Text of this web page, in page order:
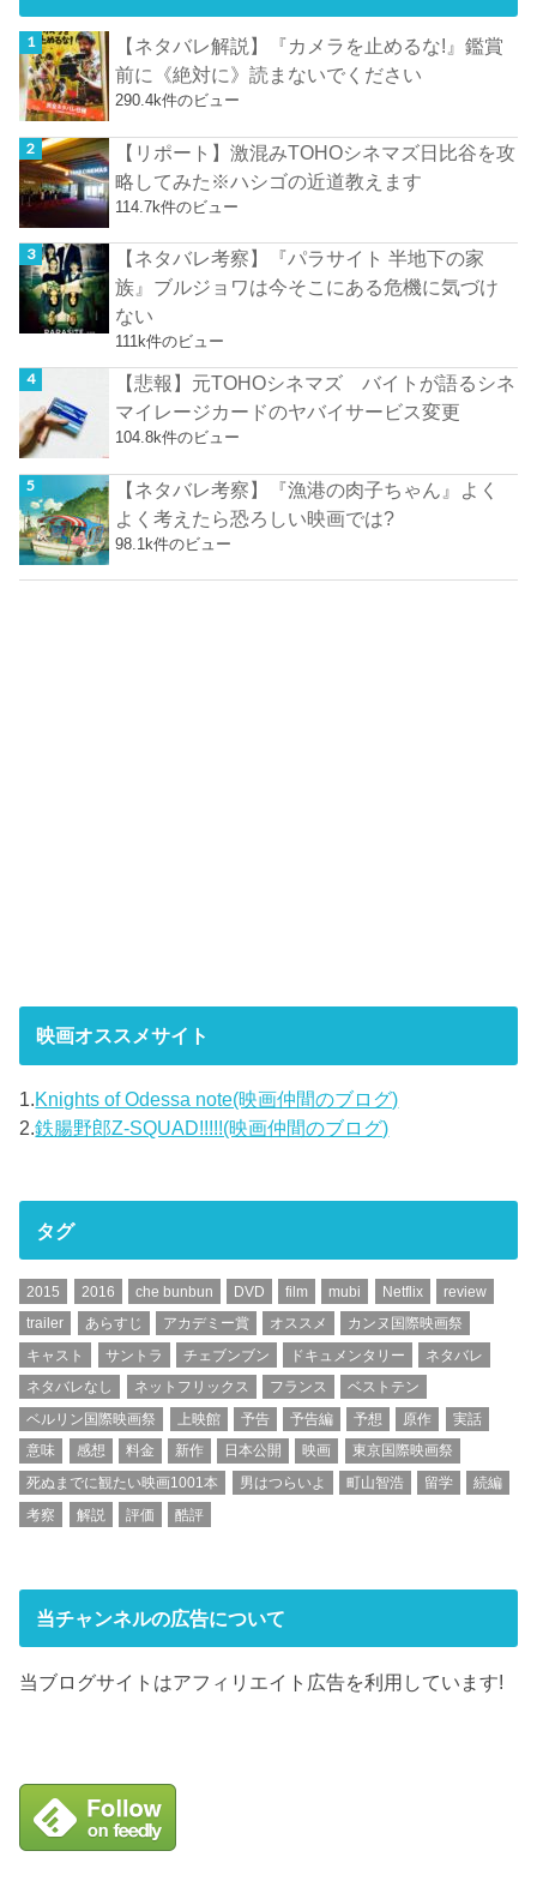
【ネタバレ解説】『カメラを止めるな!』鑑賞
前に《絶対に》読まないでください
290.4k件のビュー
【リポート】激混みTOHOシネマズ日比谷を攻
略してみた※ハシゴの近道教えます
114.7k件のビュー
【ネタバレ考察】『パラサイト 半地下の家
族』ブルジョワは今そこにある危機に気づけ
ない
111k件のビュー
【悲報】元TOHOシネマズ バイトが語るシネ
マイレージカードのヤバイサービス変更
104.8k件のビュー
【ネタバレ考察】『漁港の肉子ちゃん』よく
よく考えたら恐ろしい映画では?
98.1k件のビュー
映画オススメサイト
1.Knights of Odessa note(映画仲間のブログ)
2.鉄腸野郎Z-SQUAD!!!!!(映画仲間のブログ)
タグ
2015 2016 che bunbun DVD film mubi Netflix
review
trailer
あらすじ アカデミー賞 オススメ
カンヌ国際映画祭
キャスト
サントラ チェブンブン ドキュメンタリー
ネタバレ
ネタバレなし
ネットフリックス フランス
ベストテン
ベルリン国際映画祭
上映館 予告 予告編 予想 原作
実話
意味
感想 料金 新作 日本公開 映画
東京国際映画祭
死ぬまでに観たい映画1001本
男はつらいよ 町山智浩 留学
続編
考察
解説 評価 酷評
当チャンネルの広告について
当ブログサイトはアフィリエイト広告を利用しています!